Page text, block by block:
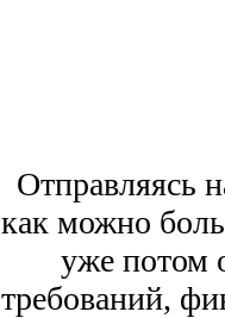
Отправляясь
как можно
уже потом
требований,